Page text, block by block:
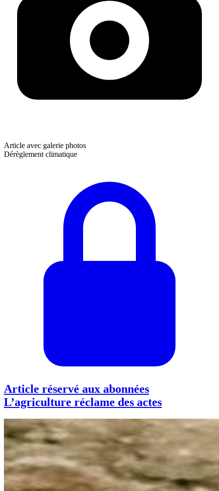
Article avec galerie photos
Dérèglement climatique
Article réservé aux abonnées
L’agriculture réclame des actes